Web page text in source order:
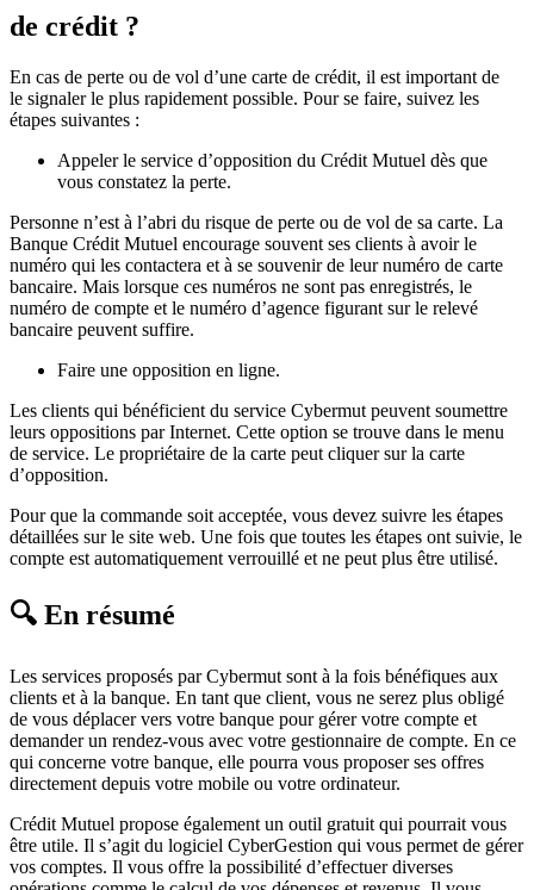
de crédit ?
En cas de perte ou de vol d’une carte de crédit, il est important de
le signaler le plus rapidement possible. Pour se faire, suivez les
étapes suivantes :
Appeler le service d’opposition du Crédit Mutuel dès que
vous constatez la perte.
Personne n’est à l’abri du risque de perte ou de vol de sa carte. La
Banque Crédit Mutuel encourage souvent ses clients à avoir le
numéro qui les contactera et à se souvenir de leur numéro de carte
bancaire. Mais lorsque ces numéros ne sont pas enregistrés, le
numéro de compte et le numéro d’agence figurant sur le relevé
bancaire peuvent suffire.
Faire une opposition en ligne.
Les clients qui bénéficient du service Cybermut peuvent soumettre
leurs oppositions par Internet. Cette option se trouve dans le menu
de service. Le propriétaire de la carte peut cliquer sur la carte
d’opposition.
Pour que la commande soit acceptée, vous devez suivre les étapes
détaillées sur le site web. Une fois que toutes les étapes ont suivie, le
compte est automatiquement verrouillé et ne peut plus être utilisé.
🔍 En résumé
Les services proposés par Cybermut sont à la fois bénéfiques aux
clients et à la banque. En tant que client, vous ne serez plus obligé
de vous déplacer vers votre banque pour gérer votre compte et
demander un rendez-vous avec votre gestionnaire de compte. En ce
qui concerne votre banque, elle pourra vous proposer ses offres
directement depuis votre mobile ou votre ordinateur.
Crédit Mutuel propose également un outil gratuit qui pourrait vous
être utile. Il s’agit du logiciel CyberGestion qui vous permet de gérer
vos comptes. Il vous offre la possibilité d’effectuer diverses